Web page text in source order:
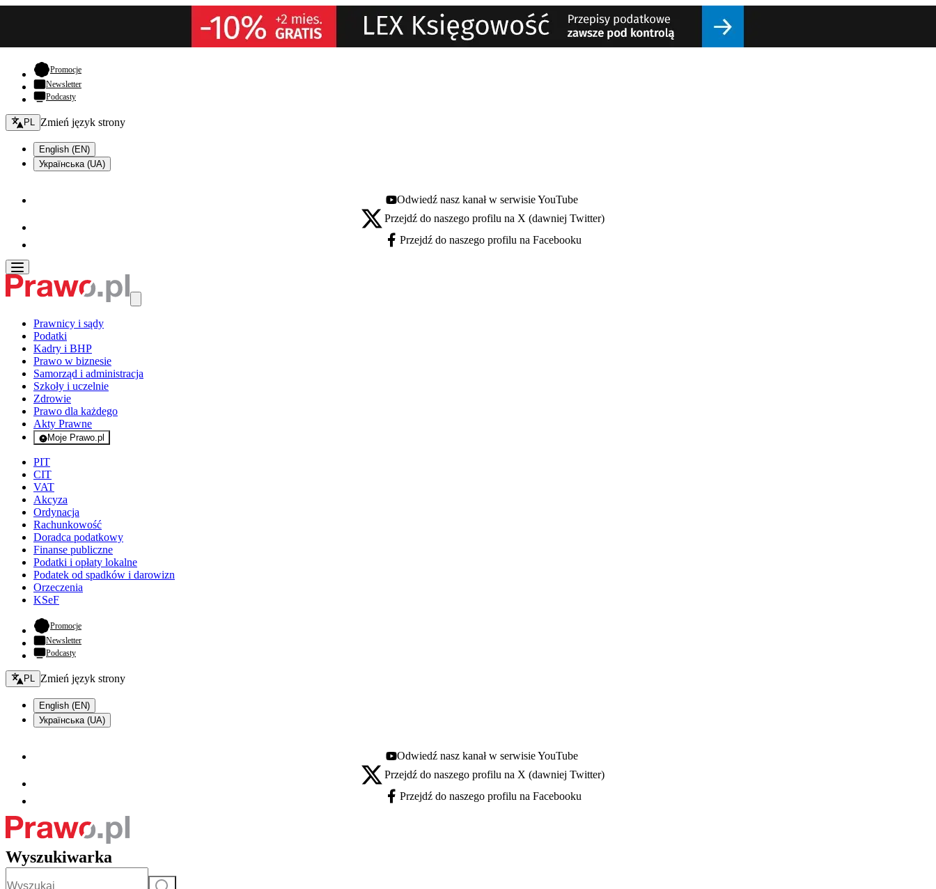
Promocje- otwiera się w nowej karcie
Newsletter
Podcasty
Zmień język - bieżący:
PL Zmień język strony
English (EN)
Українська (UA)
Youtube - otwiera się w nowej karcie
Odwiedź nasz kanał w serwisie YouTube
X - otwiera się w nowej karcie
Przejdź do naszego profilu na X (dawniej Twitter)
Facebook - otwiera się w nowej karcie
Przejdź do naszego profilu na Facebooku
Prawnicy i sądy
Podatki
Kadry i BHP
Prawo w biznesie
Samorząd i administracja
Szkoły i uczelnie
Zdrowie
Prawo dla każdego
Akty Prawne
Moje Prawo.pl
- rejestracja i logowanie do serwisu
PIT
CIT
VAT
Akcyza
Ordynacja
Rachunkowość
Doradca podatkowy
Finanse publiczne
Podatki i opłaty lokalne
Podatek od spadków i darowizn
Orzeczenia
KSeF
Promocje- otwiera się w nowej karcie
Newsletter
Podcasty
Zmień język - bieżący:
PL Zmień język strony
English (EN)
Українська (UA)
Youtube - otwiera się w nowej karcie
Odwiedź nasz kanał w serwisie YouTube
X - otwiera się w nowej karcie
Przejdź do naszego profilu na X (dawniej Twitter)
Facebook - otwiera się w nowej karcie
Przejdź do naszego profilu na Facebooku
Wyszukiwarka
Szukaj